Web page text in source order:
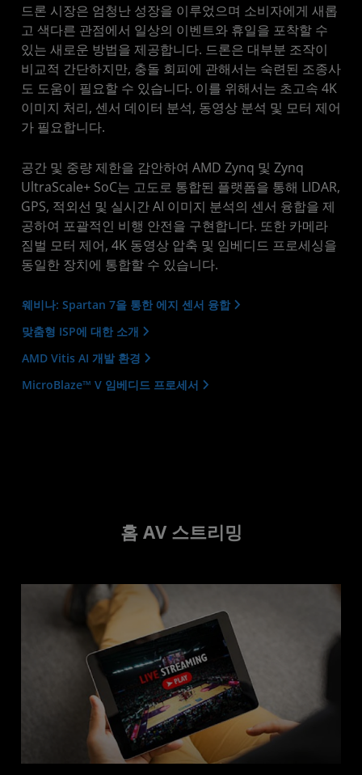
드론 시장은 엄청난 성장을 이루었으며 소비자에게 새롭
고 색다른 관점에서 일상의 이벤트와 휴일을 포착할 수
있는 새로운 방법을 제공합니다. 드론은 대부분 조작이
비교적 간단하지만, 충돌 회피에 관해서는 숙련된 조종사
도 도움이 필요할 수 있습니다. 이를 위해서는 초고속 4K
이미지 처리, 센서 데이터 분석, 동영상 분석 및 모터 제어
가 필요합니다.
공간 및 중량 제한을 감안하여 AMD Zynq 및 Zynq
UltraScale+ SoC는 고도로 통합된 플랫폼을 통해 LIDAR,
GPS, 적외선 및 실시간 AI 이미지 분석의 센서 융합을 제
공하여 포괄적인 비행 안전을 구현합니다. 또한 카메라
짐벌 모터 제어, 4K 동영상 압축 및 임베디드 프로세싱을
동일한 장치에 통합할 수 있습니다.
웨비나: Spartan 7을 통한 에지 센서 융합
맞춤형 ISP에 대한 소개
AMD Vitis AI 개발 환경
MicroBlaze™ V 임베디드 프로세서
홈 AV 스트리밍